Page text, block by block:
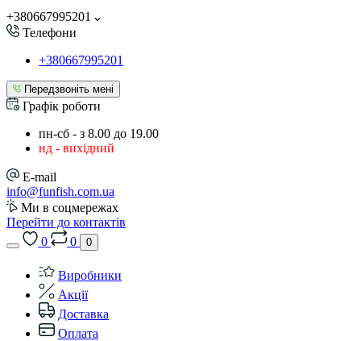
+380667995201
Телефони
+380667995201
Передзвоніть мені
Графік роботи
пн-сб - з 8.00 до 19.00
нд - вихідний
E-mail
info@funfish.com.ua
Ми в соцмережах
Перейти до контактів
0
0 0
Виробники
Акції
Доставка
Оплата